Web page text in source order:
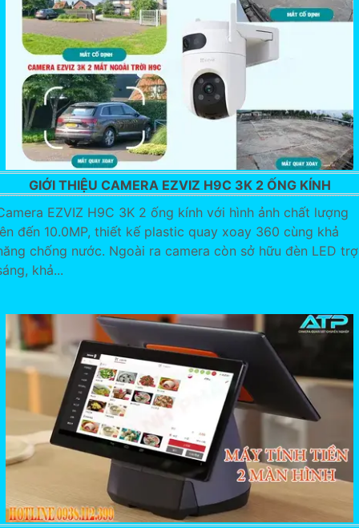
GIỚI THIỆU CAMERA EZVIZ H9C 3K 2 ỐNG KÍNH
EZVIZ H9C 3K 2 ống kính với hình ảnh chất lượng
đến 10.0MP, thiết kế plastic quay xoay 360 cùng khả
chống nước. Ngoài ra camera còn sở hữu đèn LED trợ
khả...